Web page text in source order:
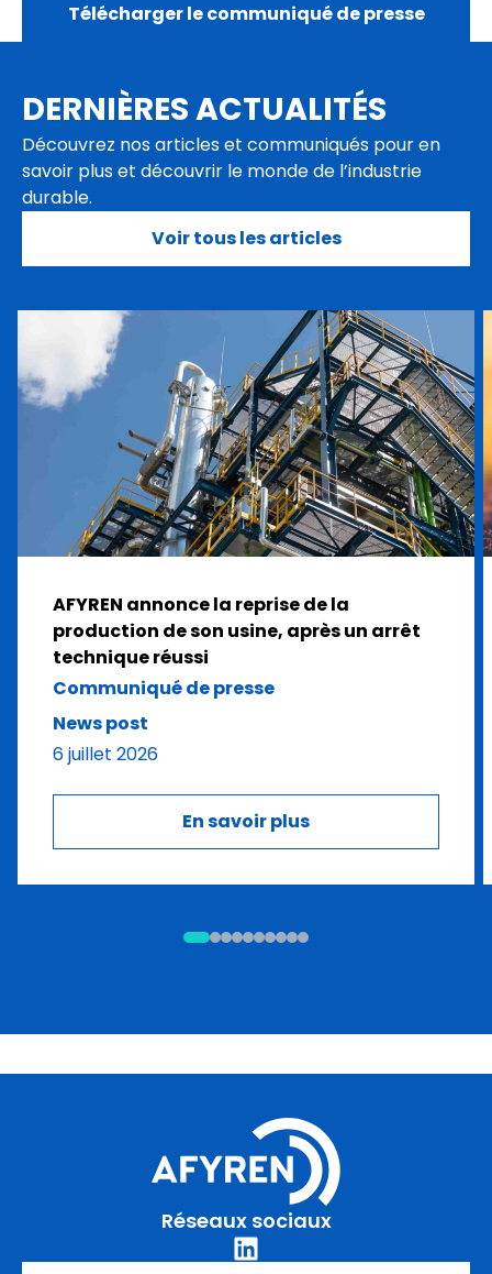
Télécharger le communiqué de presse
DERNIÈRES ACTUALITÉS
Découvrez nos articles et communiqués pour en
savoir plus et découvrir le monde de l’industrie
durable.
Voir tous les articles
AFYREN annonce la reprise de la
production de son usine, après un arrêt
technique réussi
Communiqué de presse
News post
6 juillet 2026
En savoir plus
Réseaux sociaux